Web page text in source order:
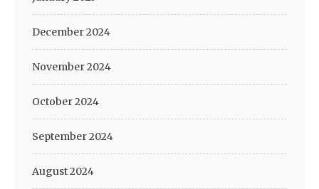
December 2024
November 2024
October 2024
September 2024
August 2024